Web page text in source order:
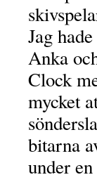
Jag
Anka
Clock
mycket
bitarna
under